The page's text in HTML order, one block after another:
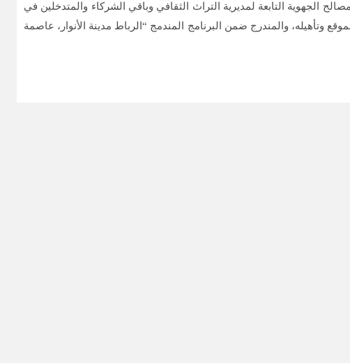
الجهوية التابعة لمديرية التراث الثقافي وباقي الشركاء والمتدخلين في
وتأهيله، والمندرج ضمن البرنامج المندمج “الرباط مدينة الأنوار، عاصمة